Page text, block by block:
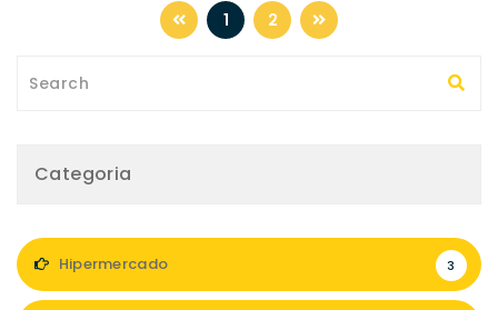
1 2
Categoria
Hipermercado 3